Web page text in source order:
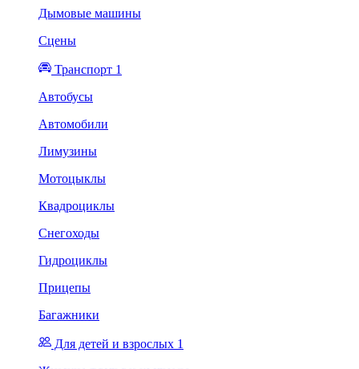
Дымовые машины
Сцены
Транспорт 1
Автобусы
Автомобили
Лимузины
Мотоцыклы
Квадроциклы
Снегоходы
Гидроциклы
Прицепы
Багажники
Для детей и взрослых 1